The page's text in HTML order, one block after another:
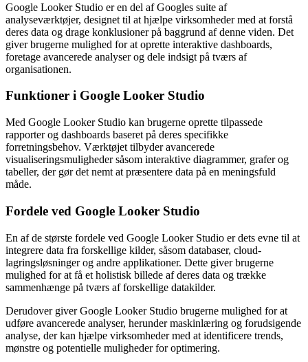
Google Looker Studio er en del af Googles suite af
analyseværktøjer, designet til at hjælpe virksomheder med at forstå
deres data og drage konklusioner på baggrund af denne viden. Det
giver brugerne mulighed for at oprette interaktive dashboards,
foretage avancerede analyser og dele indsigt på tværs af
organisationen.
Funktioner i Google Looker Studio
Med Google Looker Studio kan brugerne oprette tilpassede
rapporter og dashboards baseret på deres specifikke
forretningsbehov. Værktøjet tilbyder avancerede
visualiseringsmuligheder såsom interaktive diagrammer, grafer og
tabeller, der gør det nemt at præsentere data på en meningsfuld
måde.
Fordele ved Google Looker Studio
En af de største fordele ved Google Looker Studio er dets evne til at
integrere data fra forskellige kilder, såsom databaser, cloud-
lagringsløsninger og andre applikationer. Dette giver brugerne
mulighed for at få et holistisk billede af deres data og trække
sammenhænge på tværs af forskellige datakilder.
Derudover giver Google Looker Studio brugerne mulighed for at
udføre avancerede analyser, herunder maskinlæring og forudsigende
analyse, der kan hjælpe virksomheder med at identificere trends,
mønstre og potentielle muligheder for optimering.